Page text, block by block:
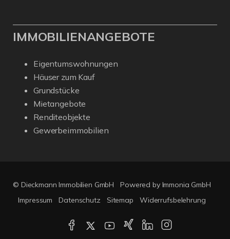
IMMOBILIENANGEBOTE
Eigentumswohnungen
Häuser zum Kauf
Grundstücke
Mietangebote
Renditeobjekte
Gewerbeimmobilien
© Dieckmann Immobilien GmbH
Powered by Immonia GmbH
Impressum
Datenschutz Sitemap Widerrufsbelehrung